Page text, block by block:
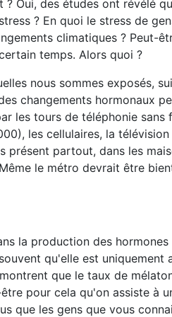
Oui, des études ont révélé
? En quoi le stress de
climatiques ? Peut-
temps. Alors quoi ?
nous sommes exposés,
changements hormonaux
les tours de téléphonie sans
les cellulaires, la
partout, dans les
le métro devrait être
la production des hormones
qu'elle est uniquement
que le taux de
pour cela qu'on assiste à
que les gens que vous